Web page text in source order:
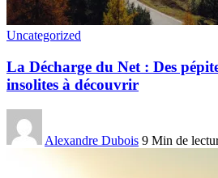
Uncategorized
La Décharge du Net : Des
insolites à découvrir
Alexandre Dubois 9 Min de